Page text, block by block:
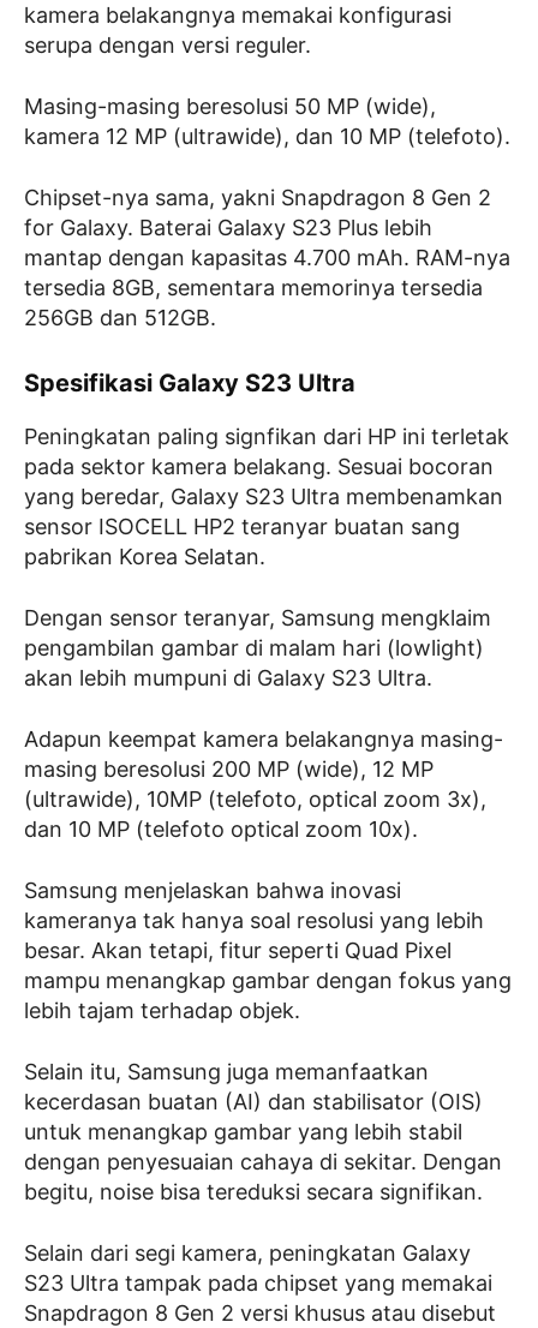
kamera belakangnya memakai konfigurasi
serupa dengan versi reguler.
Masing-masing beresolusi 50 MP (wide),
kamera 12 MP (ultrawide), dan 10 MP (telefoto).
Chipset-nya sama, yakni Snapdragon 8 Gen 2
for Galaxy. Baterai Galaxy S23 Plus lebih
mantap dengan kapasitas 4.700 mAh. RAM-nya
tersedia 8GB, sementara memorinya tersedia
256GB dan 512GB.
Spesifikasi Galaxy S23 Ultra
Peningkatan paling signfikan dari HP ini terletak
pada sektor kamera belakang. Sesuai bocoran
yang beredar, Galaxy S23 Ultra membenamkan
sensor ISOCELL HP2 teranyar buatan sang
pabrikan Korea Selatan.
Dengan sensor teranyar, Samsung mengklaim
pengambilan gambar di malam hari (lowlight)
akan lebih mumpuni di Galaxy S23 Ultra.
Adapun keempat kamera belakangnya masing-
masing beresolusi 200 MP (wide), 12 MP
(ultrawide), 10MP (telefoto, optical zoom 3x),
dan 10 MP (telefoto optical zoom 10x).
Samsung menjelaskan bahwa inovasi
kameranya tak hanya soal resolusi yang lebih
besar. Akan tetapi, fitur seperti Quad Pixel
mampu menangkap gambar dengan fokus yang
lebih tajam terhadap objek.
Selain itu, Samsung juga memanfaatkan
kecerdasan buatan (AI) dan stabilisator (OIS)
untuk menangkap gambar yang lebih stabil
dengan penyesuaian cahaya di sekitar. Dengan
begitu, noise bisa tereduksi secara signifikan.
Selain dari segi kamera, peningkatan Galaxy
S23 Ultra tampak pada chipset yang memakai
Snapdragon 8 Gen 2 versi khusus atau disebut